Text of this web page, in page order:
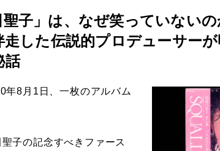
聖子」は、なぜ笑っていない
走した伝説的プロデューサー
話
8月1日、一枚のアルバム
子の記念すべきファース